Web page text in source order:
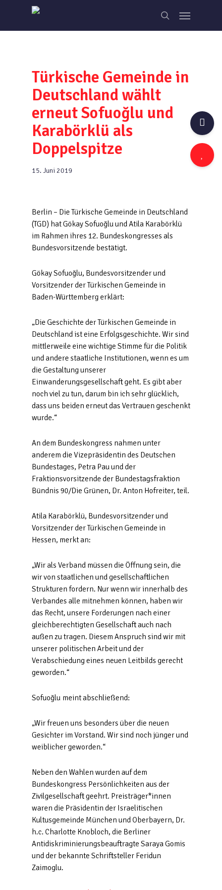
main
search
Menu
Türkische Gemeinde in
Deutschland wählt
erneut Sofuoğlu und
Karabörklü als
Doppelspitze
15. Juni 2019
Berlin – Die Türkische Gemeinde in Deutschland
(TGD) hat Gökay Sofuoğlu und Atila Karabörklü
im Rahmen ihres 12. Bundeskongresses als
Bundesvorsitzende bestätigt.
Gökay Sofuoğlu, Bundesvorsitzender und
Vorsitzender der Türkischen Gemeinde in
Baden-Württemberg erklärt:
„Die Geschichte der Türkischen Gemeinde in
Deutschland ist eine Erfolgsgeschichte. Wir sind
mittlerweile eine wichtige Stimme für die Politik
und andere staatliche Institutionen, wenn es um
die Gestaltung unserer
Einwanderungsgesellschaft geht. Es gibt aber
noch viel zu tun, darum bin ich sehr glücklich,
dass uns beiden erneut das Vertrauen geschenkt
wurde.“
An dem Bundeskongress nahmen unter
anderem die Vizepräsidentin des Deutschen
Bundestages, Petra Pau und der
Fraktionsvorsitzende der Bundestagsfraktion
Bündnis 90/Die Grünen, Dr. Anton Hofreiter, teil.
Atila Karabörklü, Bundesvorsitzender und
Vorsitzender der Türkischen Gemeinde in
Hessen, merkt an:
„Wir als Verband müssen die Öffnung sein, die
wir von staatlichen und gesellschaftlichen
Strukturen fordern. Nur wenn wir innerhalb des
Verbandes alle mitnehmen können, haben wir
das Recht, unsere Forderungen nach einer
gleichberechtigten Gesellschaft auch nach
außen zu tragen. Diesem Anspruch sind wir mit
unserer politischen Arbeit und der
Verabschiedung eines neuen Leitbilds gerecht
geworden.“
Sofuoğlu meint abschließend:
„Wir freuen uns besonders über die neuen
Gesichter im Vorstand. Wir sind noch jünger und
weiblicher geworden.“
Neben den Wahlen wurden auf dem
Bundeskongress Persönlichkeiten aus der
Zivilgesellschaft geehrt. Preisträger*innen
waren die Präsidentin der Israelitischen
Kultusgemeinde München und Oberbayern, Dr.
h.c. Charlotte Knobloch, die Berliner
Antidiskriminierungsbeauftragte Saraya Gomis
und der bekannte Schriftsteller Feridun
Zaimoglu.